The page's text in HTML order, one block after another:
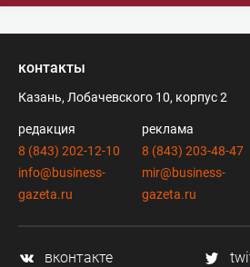
контакты
Казань, Лобачевского 10, корпус 2
редакция
8 (843) 202-12-10
info@business-
gazeta.ru
реклама
8 (843) 203-48-47
mir@business-
gazeta.ru
вконтакте